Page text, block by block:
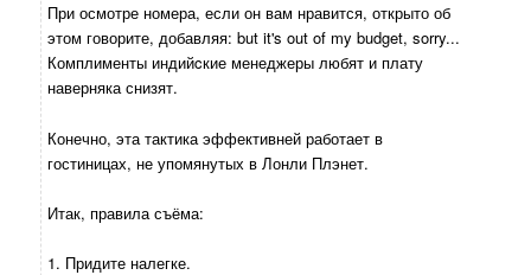
При осмотре номера, если он вам нравится, открыто об
этом говорите, добавляя: but it's out of my budget, sorry...
Комплименты индийcкие менеджеры любят и плату
наверняка снизят.
Конечно, эта тактика эффективней работает в
гостиницах, не упомянутых в Лонли Плэнет.
Итак, правила съёма:
1. Придите налегке.